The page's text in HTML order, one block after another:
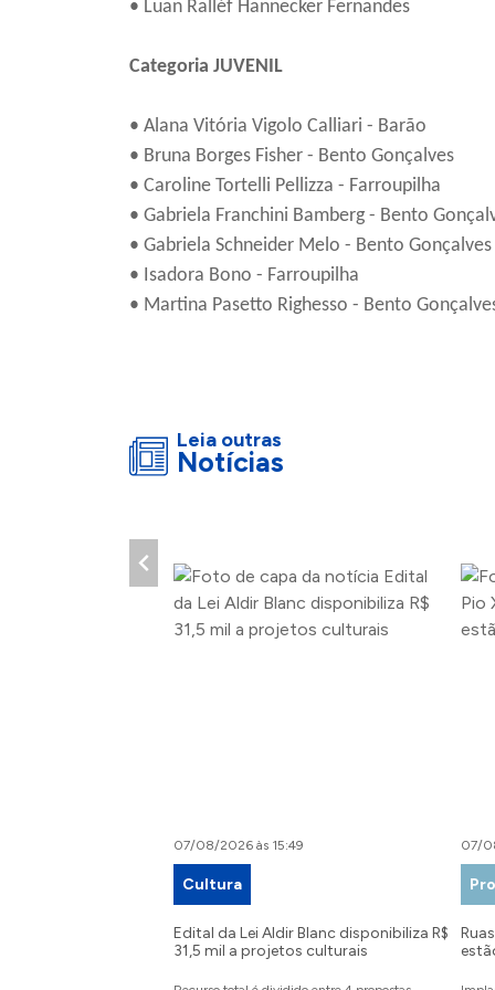
• Luan Ralléf Hannecker Fernandes
Categoria JUVENIL
• Alana Vitória Vigolo Calliari - Barão
• Bruna Borges Fisher - Bento Gonçalves
• Caroline Tortelli Pellizza - Farroupilha
• Gabriela Franchini Bamberg - Bento
• Gabriela Schneider Melo - Bento Gonçalves
• Isadora Bono - Farroupilha
• Martina Pasetto Righesso - Bento
Leia outras
Notícias
07/08/2026 às 15:49
Cultura
Edital da Lei Aldir Blanc disponibiliza R$
31,5 mil a projetos culturais
07/